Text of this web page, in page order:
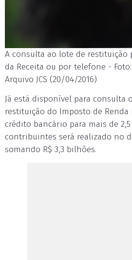
A consulta ao lote de restituição
da Receita ou por telefone -
Arquivo JCS (20/04/2016)
Já está disponível para consulta
restituição do Imposto de Renda
crédito bancário para mais de
contribuintes será realizado no
somando R$ 3,3 bilhões.